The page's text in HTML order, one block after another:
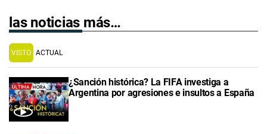
las noticias más…
VISTO ACTUAL
¿Sanción histórica? La FIFA investiga a
Argentina por agresiones e insultos a España